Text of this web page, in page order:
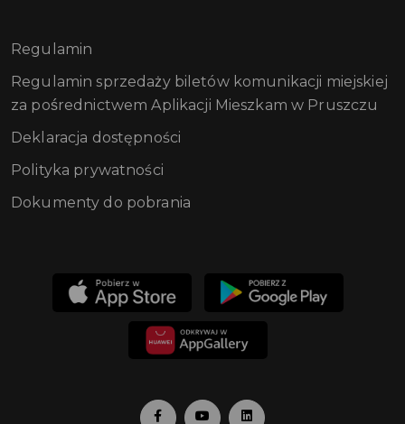
Regulamin
Regulamin sprzedaży biletów komunikacji miejskiej
za pośrednictwem Aplikacji Mieszkam w Pruszczu
Deklaracja dostępności
Polityka prywatności
Dokumenty do pobrania